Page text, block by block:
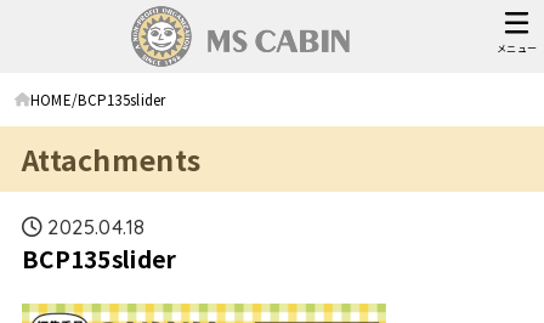
メニュー
HOME BCP135slider
Attachments
2025.04.18
BCP135slider